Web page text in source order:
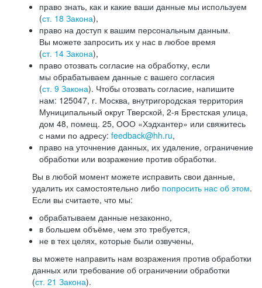
право знать, как и какие ваши данные мы используем
(ст. 18 Закона),
право на доступ к вашим персональным данным.
Вы можете запросить их у нас в любое время
(ст. 14 Закона),
право отозвать согласие на обработку, если
мы обрабатываем данные с вашего согласия
(ст. 9 Закона). Чтобы отозвать согласие, напишите
нам: 125047, г. Москва, внутригородская территория
Муниципальный округ Тверской, 2-я Брестская улица,
дом 48, помещ. 25, ООО «Хэдхантер» или свяжитесь
с нами по адресу: feedback@hh.ru,
право на уточнение данных, их удаление, ограничение
обработки или возражение против обработки.
Вы в любой момент можете исправить свои данные,
удалить их самостоятельно либо попросить нас об этом.
Если вы считаете, что мы:
обрабатываем данные незаконно,
в большем объёме, чем это требуется,
не в тех целях, которые были озвучены,
вы можете направить нам возражения против обработки
данных или требование об ограничении обработки
(ст. 21 Закона).